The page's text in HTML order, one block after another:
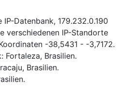
Datenbank, 179.232.0.190
verschiedenen IP-Standorte
-38,5431 - -3,7172.
Fortaleza, Brasilien.
Brasilien.